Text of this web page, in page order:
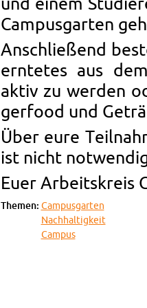
und einem
Cam­pus­gar­ten
An­schlie­ßend
ern­te­tes aus
aktiv zu wer­den
ger­food und
Über eure
ist nicht
Euer Ar­beits­kreis
The­men: Cam­pus­gar­ten
Nach­hal­tig­keit
Cam­pus